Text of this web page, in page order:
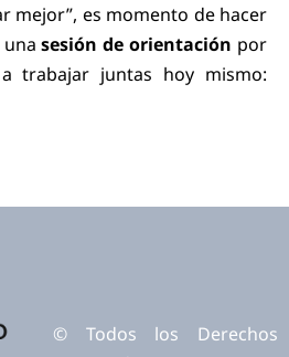
mejor”, es momento de hacer
unasesión de orientación por
trabajar juntas hoy mismo:
© Todos los Derechos